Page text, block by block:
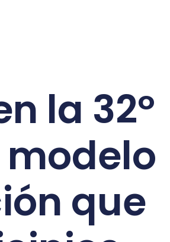
la 32º
modelo
que